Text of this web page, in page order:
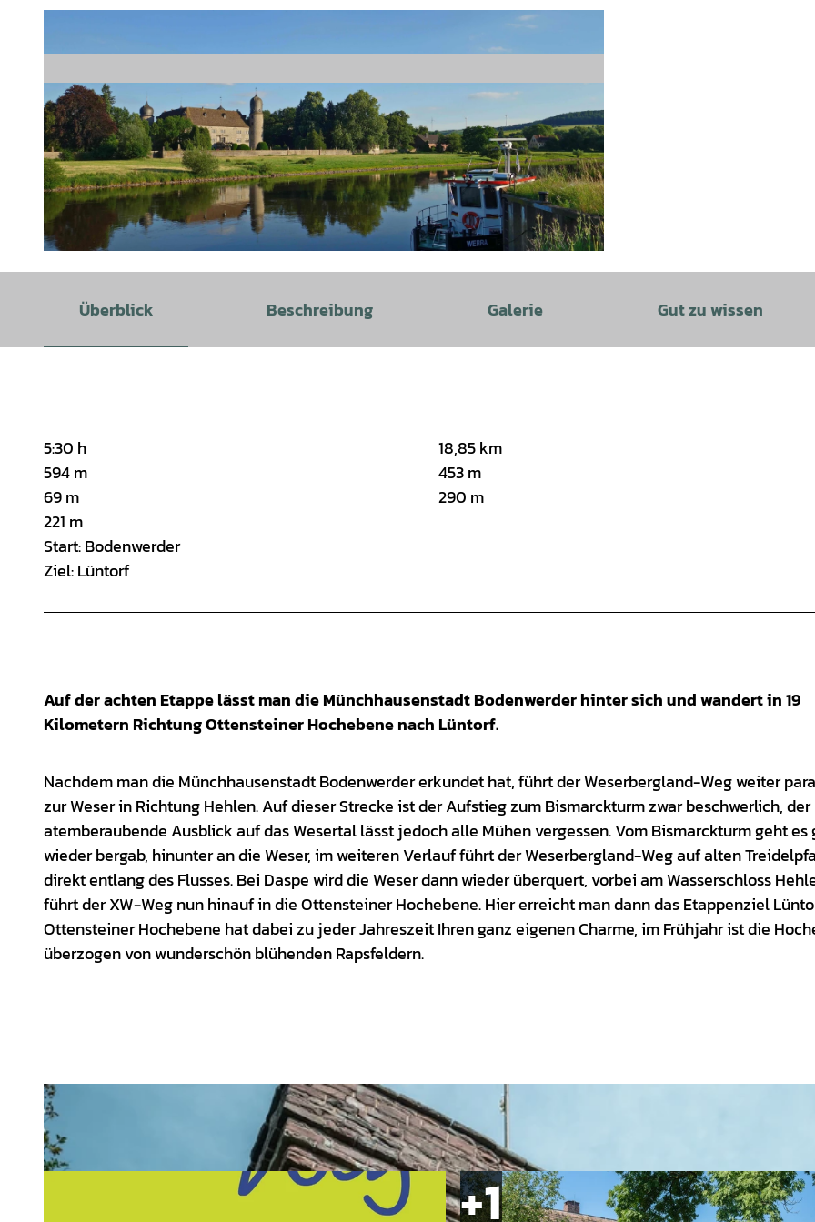
Überblick Beschreibung Galerie Gut zu wissen
5:30 h
18,85 km
594 m
453 m
69 m
290 m
221 m
Start: Bodenwerder
Ziel: Lüntorf
Auf der achten Etappe lässt man die Münchhausenstadt Bodenwerder hinter sich und wandert in 19
Kilometern Richtung Ottensteiner Hochebene nach Lüntorf.
Nachdem man die Münchhausenstadt Bodenwerder erkundet hat, führt der Weserbergland-Weg weiter
zur Weser in Richtung Hehlen. Auf dieser Strecke ist der Aufstieg zum Bismarckturm zwar beschwerlich, der
atemberaubende Ausblick auf das Wesertal lässt jedoch alle Mühen vergessen. Vom Bismarckturm geht es
wieder bergab, hinunter an die Weser, im weiteren Verlauf führt der Weserbergland-Weg auf alten
direkt entlang des Flusses. Bei Daspe wird die Weser dann wieder überquert, vorbei am Wasserschloss
führt der XW-Weg nun hinauf in die Ottensteiner Hochebene. Hier erreicht man dann das Etappenziel
Ottensteiner Hochebene hat dabei zu jeder Jahreszeit Ihren ganz eigenen Charme, im Frühjahr ist die
überzogen von wunderschön blühenden Rapsfeldern.